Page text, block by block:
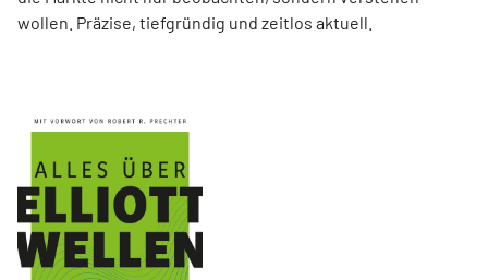
wollen. Präzise, tiefgründig und zeitlos aktuell.